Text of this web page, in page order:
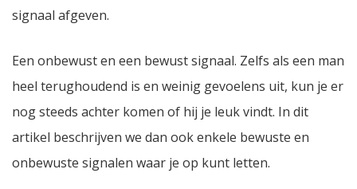
signaal afgeven.
Een onbewust en een bewust signaal. Zelfs als een man
heel terughoudend is en weinig gevoelens uit, kun je er
nog steeds achter komen of hij je leuk vindt. In dit
artikel beschrijven we dan ook enkele bewuste en
onbewuste signalen waar je op kunt letten.